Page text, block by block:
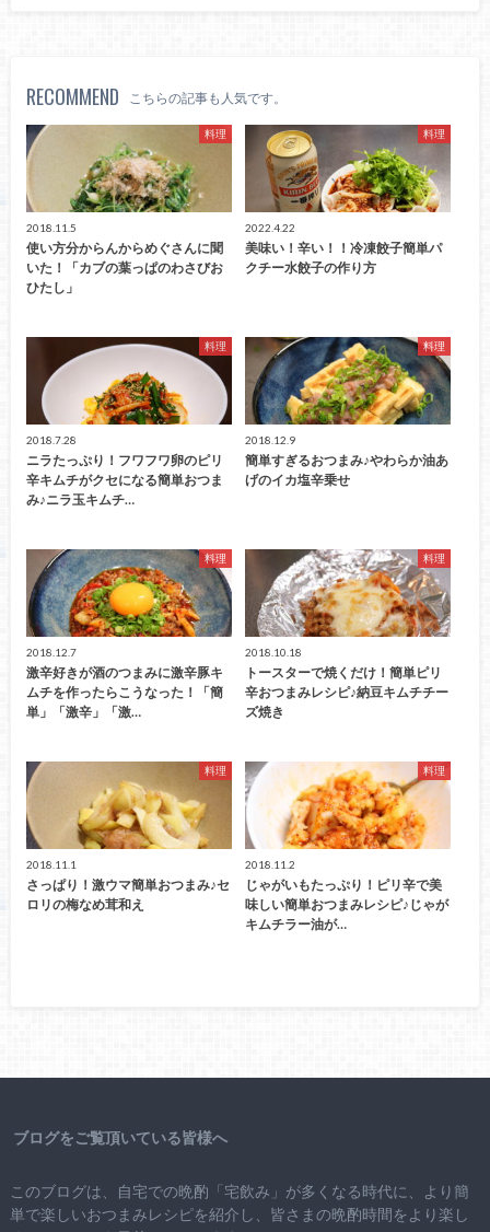
RECOMMEND こちらの記事も人気です。
料理
2018.11.5
使い方分からんからめぐさんに聞
いた！「カブの葉っぱのわさびお
ひたし」
料理
2022.4.22
美味い！辛い！！冷凍餃子簡単パ
クチー水餃子の作り方
料理
2018.7.28
ニラたっぷり！フワフワ卵のピリ
辛キムチがクセになる簡単おつま
み♪ニラ玉キムチ…
料理
2018.12.9
簡単すぎるおつまみ♪やわらか油あ
げのイカ塩辛乗せ
料理
2018.12.7
激辛好きが酒のつまみに激辛豚キ
ムチを作ったらこうなった！「簡
単」「激辛」「激…
料理
2018.10.18
トースターで焼くだけ！簡単ピリ
辛おつまみレシピ♪納豆キムチチー
ズ焼き
料理
2018.11.1
さっぱり！激ウマ簡単おつまみ♪セ
ロリの梅なめ茸和え
料理
2018.11.2
じゃがいもたっぷり！ピリ辛で美
味しい簡単おつまみレシピ♪じゃが
キムチラー油が…
ブログをご覧頂いている皆様へ
このブログは、自宅での晩酌「宅飲み」が多くなる時代に、より簡
単で楽しいおつまみレシピを紹介し、皆さまの晩酌時間をより楽し